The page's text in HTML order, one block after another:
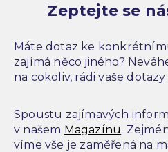
Zeptejte se
Máte dotaz ke
zajímá něco jiného?
na cokoliv, rádi vaše
Spoustu zajímavých
v našem Magazínu.
víme vše je zaměřená na